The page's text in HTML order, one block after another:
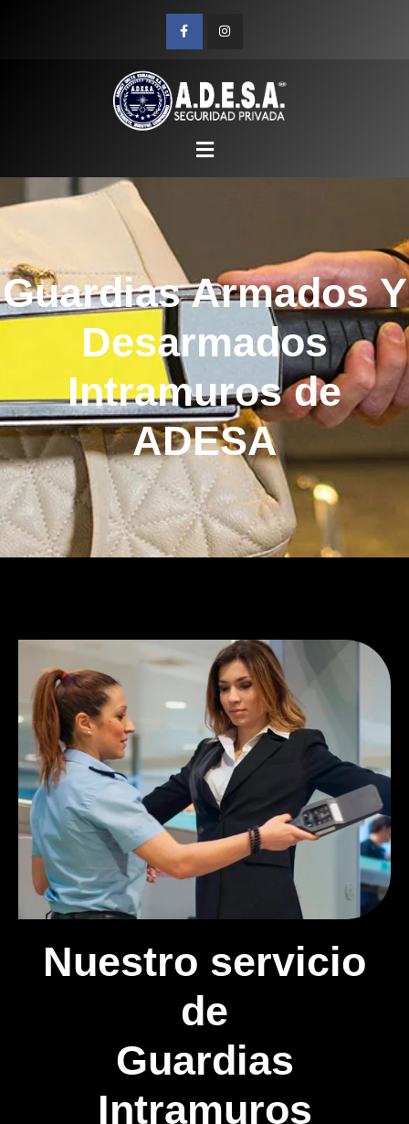
Guardias Armados Y
Desarmados
Intramuros de
ADESA
Nuestro servicio
de
Guardias
Intramuros